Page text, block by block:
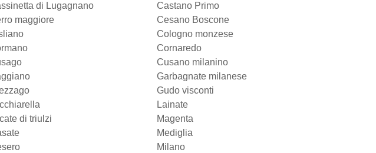
di Lugagnano
Castano Primo
maggiore
Cesano Boscone
Cologno monzese
Cornaredo
Cusano milanino
Garbagnate milanese
Gudo visconti
Lainate
di triulzi
Magenta
Mediglia
Milano